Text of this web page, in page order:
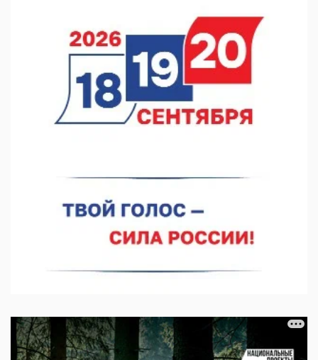
07.08.2026 12:04
В Нижегородской области созданы четыре ММЦ
07.08.2026 11:46